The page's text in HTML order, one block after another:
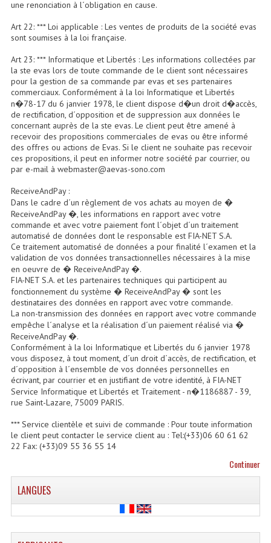
Enceintes Murales (Ligne 100V 16 - 8 Ohm)
Hp À Chambre De Compression
Lecteurs Mp3 Et CDs Sources
Microphone PA & Micro Pupitre
Projecteurs De Son
Sono: Conférences Securité Visite Guidée
Système D'audio Guide
Système De Conférence
Système Visite Guidée
Sonorisation Securité EN-54
Système Boucle Magnétique
Structures, Pieds, Ponts...
Angle AG29 Structure Contest
Angle DECO22Q Structure Contest
Angle DECOTRI Structure Contest
Angle DUO Structure Contest
Angles Structure Duo290
Angles Structure QUATRO290
une renonciation à l´obligation en cause.
Art 22: *** Loi applicable : Les ventes de produits de la société evas
sont soumises à la loi française.
Art 23: *** Informatique et Libertés : Les informations collectées par
la ste evas lors de toute commande de le client sont nécessaires
pour la gestion de sa commande par evas et ses partenaires
commerciaux. Conformément à la loi Informatique et Libertés
n�78-17 du 6 janvier 1978, le client dispose d�un droit d�accès,
de rectification, d´opposition et de suppression aux données le
concernant auprès de la ste evas. Le client peut être amené à
recevoir des propositions commerciales de evas ou être informé
des offres ou actions de Evas. Si le client ne souhaite pas recevoir
ces propositions, il peut en informer notre société par courrier, ou
par e-mail à webmaster@aevas-sono.com
ReceiveAndPay :
Dans le cadre d´un règlement de vos achats au moyen de �
ReceiveAndPay �, les informations en rapport avec votre
commande et avec votre paiement font l´objet d´un traitement
automatisé de données dont le responsable est FIA-NET S.A.
Ce traitement automatisé de données a pour finalité l´examen et la
validation de vos données transactionnelles nécessaires à la mise
en oeuvre de � ReceiveAndPay �.
FIA-NET S.A. et les partenaires techniques qui participent au
fonctionnement du système � ReceiveAndPay � sont les
destinataires des données en rapport avec votre commande.
La non-transmission des données en rapport avec votre commande
empêche l´analyse et la réalisation d´un paiement réalisé via �
ReceiveAndPay �.
Conformément à la loi Informatique et Libertés du 6 janvier 1978
vous disposez, à tout moment, d´un droit d´accès, de rectification, et
d´opposition à l´ensemble de vos données personnelles en
écrivant, par courrier et en justifiant de votre identité, à FIA-NET
Service Informatique et Libertés et Traitement - n�1186887 - 39,
rue Saint-Lazare, 75009 PARIS.
*** Service clientèle et suivi de commande : Pour toute information
le client peut contacter le service client au : Tel:(+33)06 60 61 62
22 Fax: (+33)09 55 36 55 14
Continuer
LANGUES